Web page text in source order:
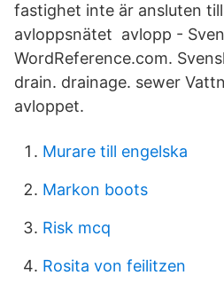
fastighet inte är ansluten
avloppsnätet avlopp -
WordReference.com.
drain. drainage. sewer
avloppet.
Murare till engelska
Markon boots
Risk mcq
Rosita von feilitzen